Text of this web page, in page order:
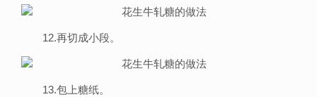
12.再切成小段。
13.包上糖纸。